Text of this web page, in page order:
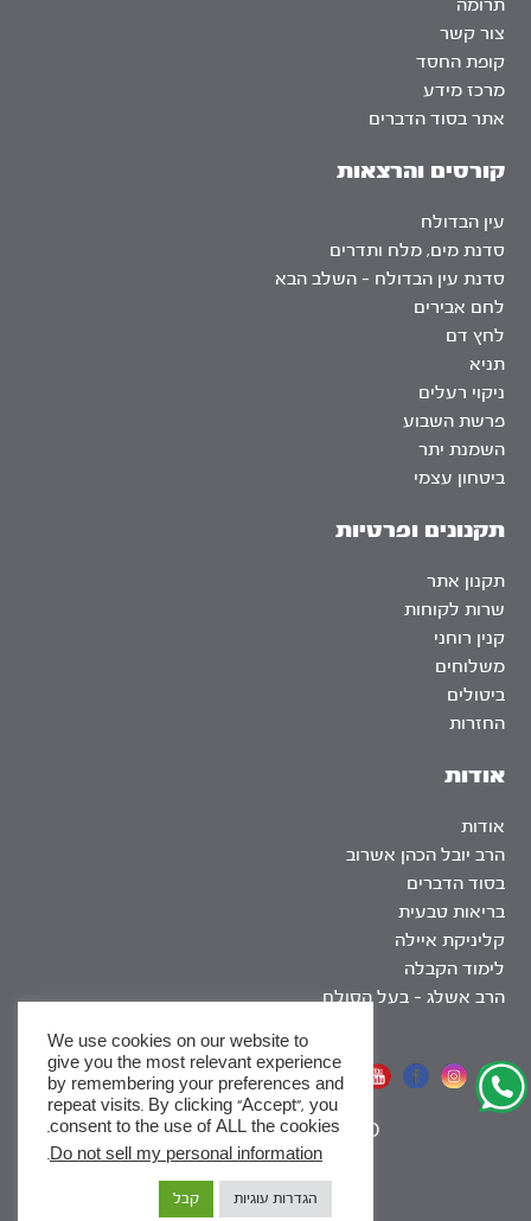
אודות
אודות
הרב יובל הכהן אשרוב
בסוד הדברים
בריאות טבעית
קליניקת איילה
לימוד הקבלה
הרב אשלג – בעל הסולם
תרומה
צור קשר
קופת החסד
מרכז מידע
אתר בסוד הדברים
קורסים והרצאות
עין הבדולח
סדנת מים, מלח ותדרים
סדנת עין הבדולח – השלב הבא
לחם אבירים
לחץ דם
תניא
ניקוי רעלים
פרשת השבוע
השמנת יתר
ביטחון עצמי
תקנונים ופרטיות
תקנון אתר
שרות לקוחות
קנין רוחני
משלוחים
ביטולים
החזרות
אתר שומר שבת
SEO
|
We use cookies on our website to
give you the most relevant experience
by remembering your preferences and
repeat visits. By clicking “Accept”, you
consent to the use of ALL the cookies.
Do not sell my personal information
.
הגדרות עוגיות קבל
x